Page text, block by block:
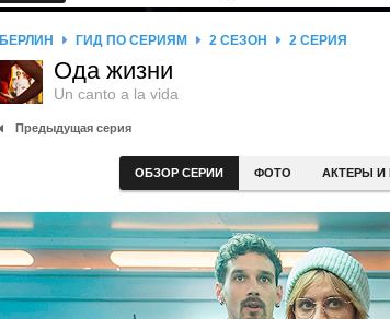
БЕРЛИН ГИД ПО СЕРИЯМ 2 СЕЗОН 2 СЕРИЯ
Ода жизни
Un canto a la vida
Предыдущая серия
ОБЗОР СЕРИИ ФОТО АКТЕРЫ И